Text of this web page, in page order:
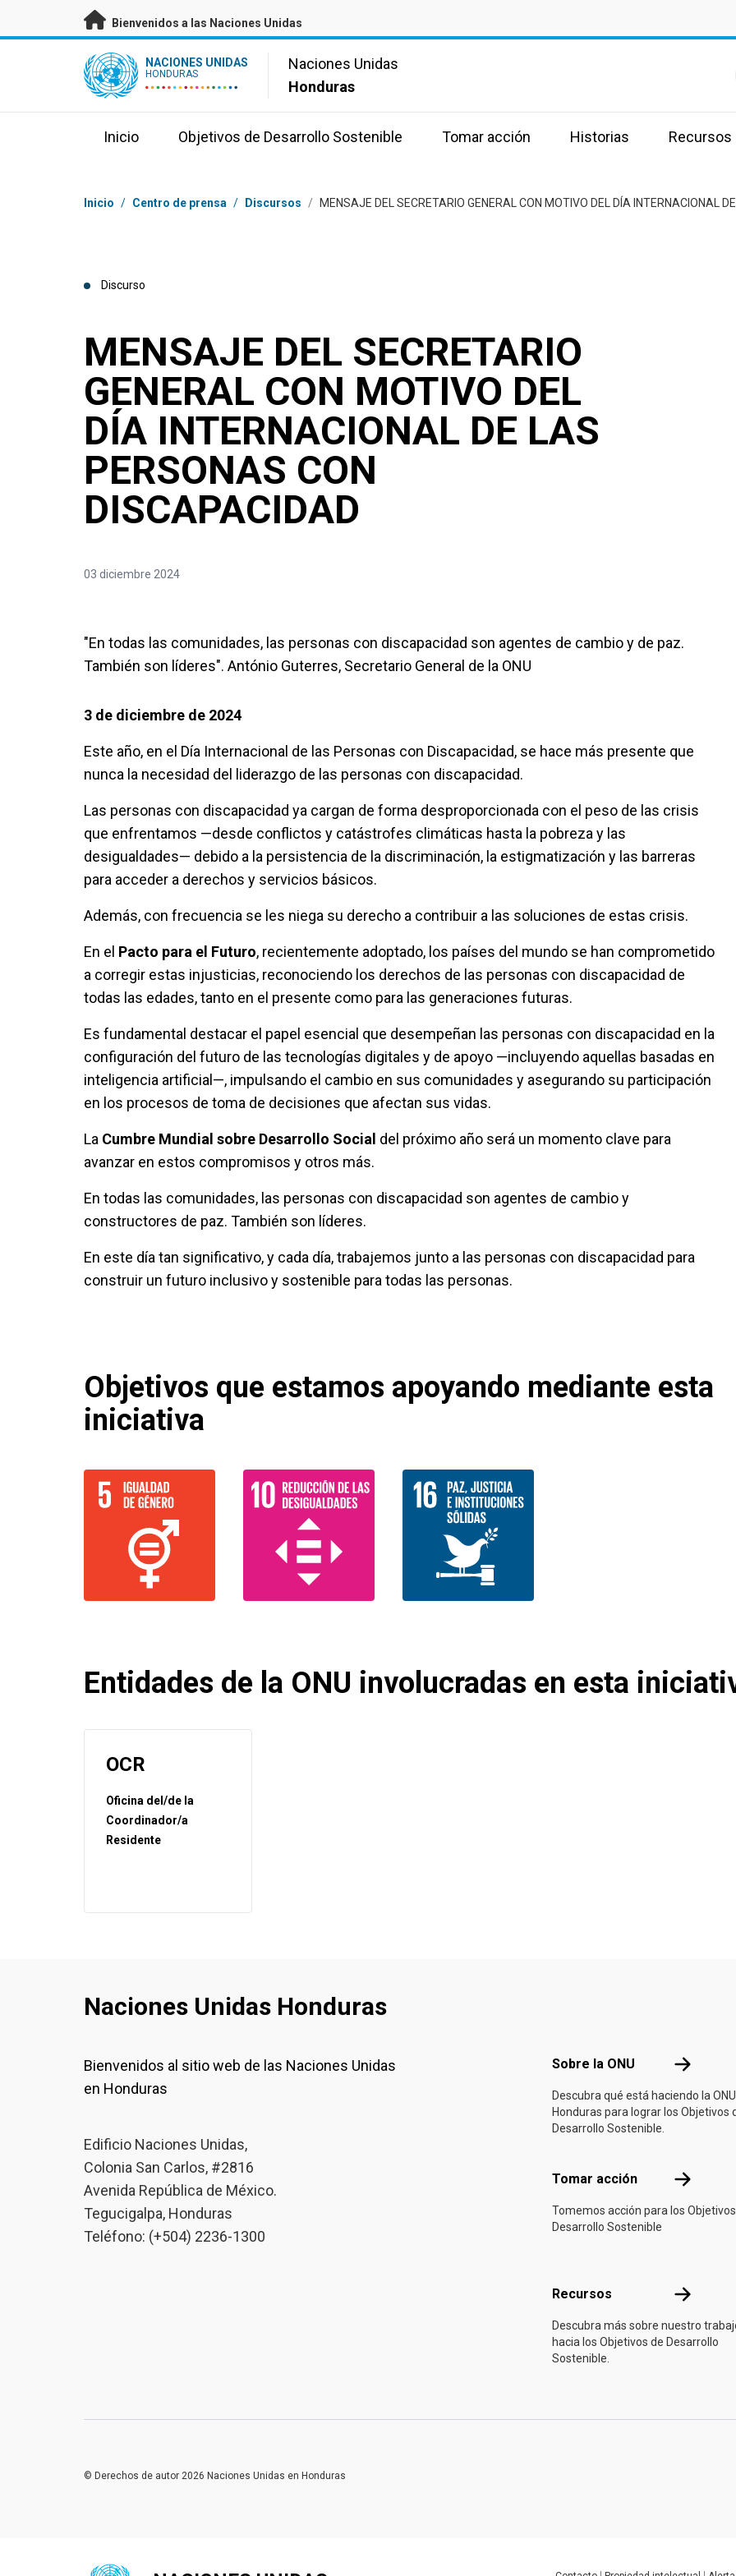
Saltar a contenido principal
Bienvenidos a las Naciones Unidas
UN Logo NACIONES UNIDAS
HONDURAS
Naciones Unidas
Honduras
Inicio Objetivos de Desarrollo Sostenible Tomar acción Historias Recursos
Coordenadas dentro de la ruta de navegación
Inicio / Centro de prensa / Discursos / MENSAJE DEL SECRETARIO GENERAL CON MOTIVO DEL DÍA INTERNACIONAL
Discurso
MENSAJE DEL SECRETARIO
GENERAL CON MOTIVO DEL
DÍA INTERNACIONAL DE LAS
PERSONAS CON
DISCAPACIDAD
03 diciembre 2024
"En todas las comunidades, las personas con discapacidad son agentes de cambio y de paz.
También son líderes". António Guterres, Secretario General de la ONU
3 de diciembre de 2024
Este año, en el Día Internacional de las Personas con Discapacidad, se hace más presente que
nunca la necesidad del liderazgo de las personas con discapacidad.
Las personas con discapacidad ya cargan de forma desproporcionada con el peso de las crisis
que enfrentamos —desde conflictos y catástrofes climáticas hasta la pobreza y las
desigualdades— debido a la persistencia de la discriminación, la estigmatización y las barreras
para acceder a derechos y servicios básicos.
Además, con frecuencia se les niega su derecho a contribuir a las soluciones de estas crisis.
En el Pacto para el Futuro, recientemente adoptado, los países del mundo se han comprometido
a corregir estas injusticias, reconociendo los derechos de las personas con discapacidad de
todas las edades, tanto en el presente como para las generaciones futuras.
Es fundamental destacar el papel esencial que desempeñan las personas con discapacidad en la
configuración del futuro de las tecnologías digitales y de apoyo —incluyendo aquellas basadas en
inteligencia artificial—, impulsando el cambio en sus comunidades y asegurando su participación
en los procesos de toma de decisiones que afectan sus vidas.
La Cumbre Mundial sobre Desarrollo Social del próximo año será un momento clave para
avanzar en estos compromisos y otros más.
En todas las comunidades, las personas con discapacidad son agentes de cambio y
constructores de paz. También son líderes.
En este día tan significativo, y cada día, trabajemos junto a las personas con discapacidad para
construir un futuro inclusivo y sostenible para todas las personas.
Objetivos que estamos apoyando mediante esta
iniciativa
Entidades de la ONU involucradas en esta
OCR
Oficina del/de la
Coordinador/a
Residente
Naciones Unidas Honduras
Bienvenidos al sitio web de las Naciones Unidas
en Honduras
Edificio Naciones Unidas,
Colonia San Carlos, #2816
Avenida República de México.
Tegucigalpa, Honduras
Teléfono: (+504) 2236-1300
Sobre la ONU Sobre la
Descubra qué está haciendo la
Honduras para lograr los Objetivos
Desarrollo Sostenible.
Tomar acción Tomar
Tomemos acción para los
Desarrollo Sostenible
Recursos Recursos
Descubra más sobre nuestro
hacia los Objetivos de Desarrollo
Sostenible.
© Derechos de autor 2026 Naciones Unidas en Honduras